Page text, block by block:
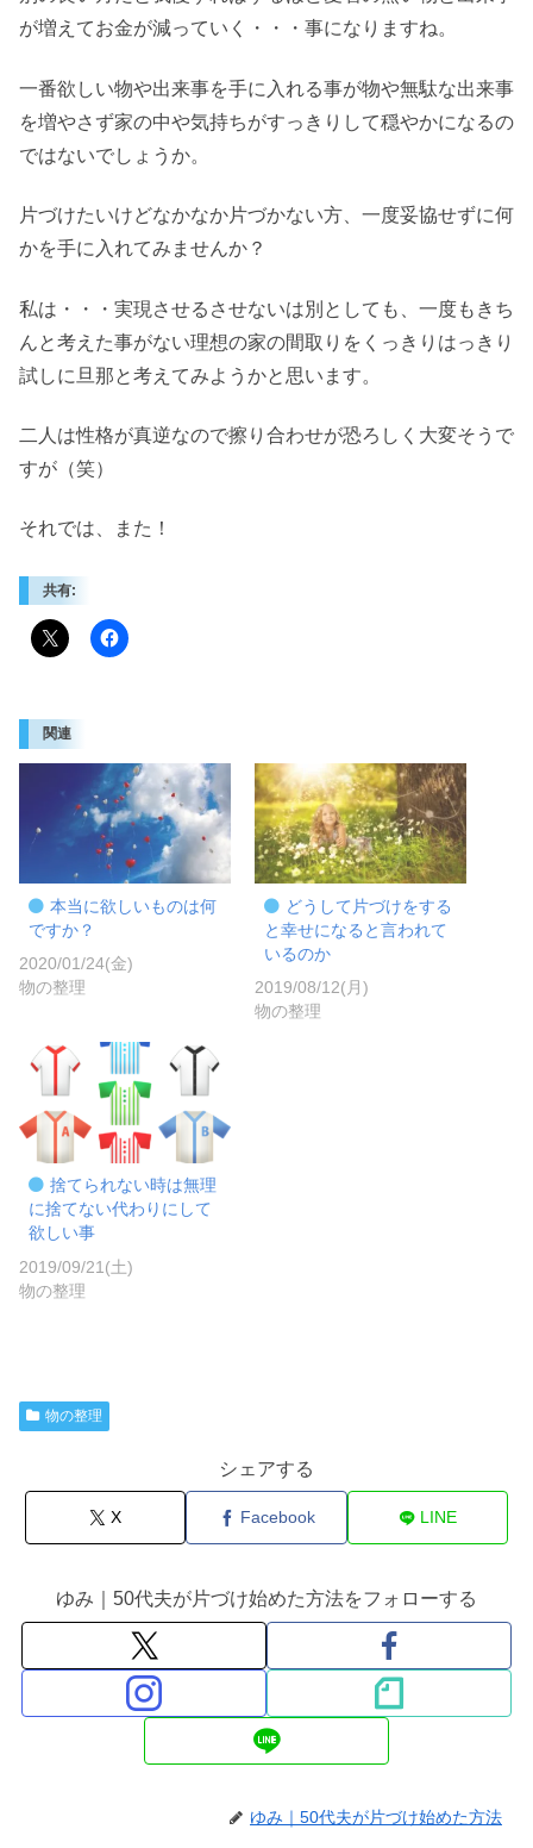
が増えてお金が減っていく・・・事になりますね。
一番欲しい物や出来事を手に入れる事が物や無駄な出来事
を増やさず家の中や気持ちがすっきりして穏やかになるの
ではないでしょうか。
片づけたいけどなかなか片づかない方、一度妥協せずに何
かを手に入れてみませんか？
私は・・・実現させるさせないは別としても、一度もきち
んと考えた事がない理想の家の間取りをくっきりはっきり
試しに旦那と考えてみようかと思います。
二人は性格が真逆なので擦り合わせが恐ろしく大変そうで
すが（笑）
それでは、また！
共有:
関連
本当に欲しいものは何
ですか？
2020/01/24(金)
物の整理
どうして片づけをする
と幸せになると言われて
いるのか
2019/08/12(月)
物の整理
捨てられない時は無理
に捨てない代わりにして
欲しい事
2019/09/21(土)
物の整理
物の整理
シェアする
X Facebook LINE
ゆみ｜50代夫が片づけ始めた方法をフォローする
ゆみ｜50代夫が片づけ始めた方法